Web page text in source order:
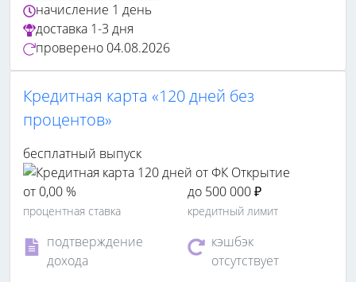
начисление 1 день
доставка 1-3 дня
проверено 04.08.2026
Кредитная карта «120 дней без
процентов»
бесплатный выпуск
от 0,00 %
процентная ставка
до 500 000 ₽
кредитный лимит
подтверждение
дохода
кэшбэк
отсутствует